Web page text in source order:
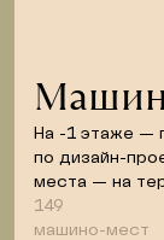
На -1 этаже —
по дизайн-
места — на
149
машино-мест